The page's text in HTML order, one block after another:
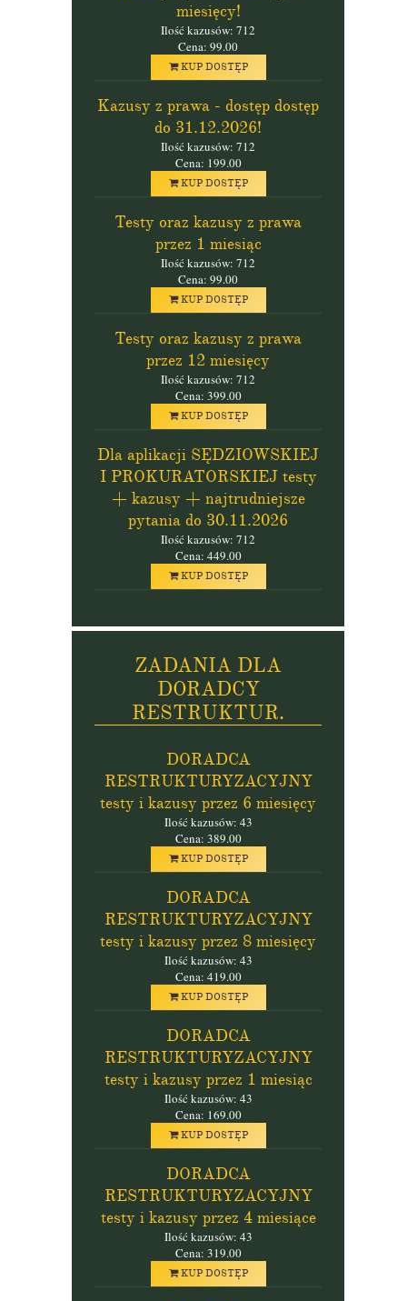
miesięcy!
Ilość kazusów: 712
Cena: 99.00
KUP DOSTĘP
Kazusy z prawa - dostęp dostęp
do 31.12.2026!
Ilość kazusów: 712
Cena: 199.00
KUP DOSTĘP
Testy oraz kazusy z prawa
przez 1 miesiąc
Ilość kazusów: 712
Cena: 99.00
KUP DOSTĘP
Testy oraz kazusy z prawa
przez 12 miesięcy
Ilość kazusów: 712
Cena: 399.00
KUP DOSTĘP
Dla aplikacji SĘDZIOWSKIEJ
I PROKURATORSKIEJ testy
+ kazusy + najtrudniejsze
pytania do 30.11.2026
Ilość kazusów: 712
Cena: 449.00
KUP DOSTĘP
ZADANIA DLA
DORADCY
RESTRUKTUR.
DORADCA
RESTRUKTURYZACYJNY
testy i kazusy przez 6 miesięcy
Ilość kazusów: 43
Cena: 389.00
KUP DOSTĘP
DORADCA
RESTRUKTURYZACYJNY
testy i kazusy przez 8 miesięcy
Ilość kazusów: 43
Cena: 419.00
KUP DOSTĘP
DORADCA
RESTRUKTURYZACYJNY
testy i kazusy przez 1 miesiąc
Ilość kazusów: 43
Cena: 169.00
KUP DOSTĘP
DORADCA
RESTRUKTURYZACYJNY
testy i kazusy przez 4 miesiące
Ilość kazusów: 43
Cena: 319.00
KUP DOSTĘP